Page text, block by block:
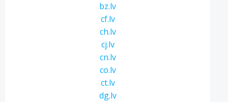
bz.lv
cf.lv
ch.lv
cj.lv
cn.lv
co.lv
ct.lv
dg.lv